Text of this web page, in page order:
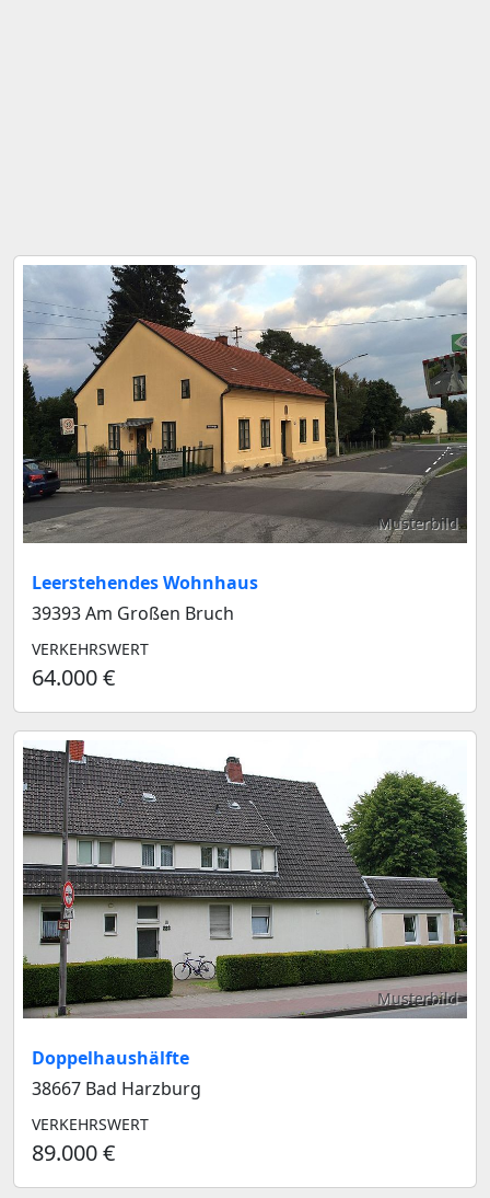
Musterbild
Leerstehendes Wohnhaus
39393 Am Großen Bruch
VERKEHRSWERT
64.000 €
Musterbild
Doppelhaushälfte
38667 Bad Harzburg
VERKEHRSWERT
89.000 €